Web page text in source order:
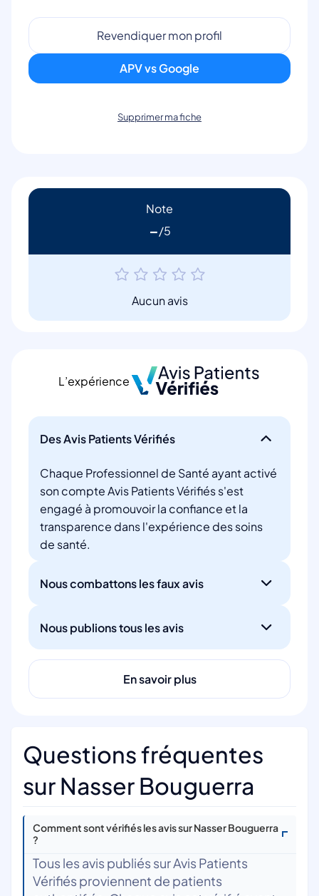
Revendiquer mon profil
APV vs Google
Supprimer ma fiche
Note
-
Aucun avis
L’expérience
Des Avis Patients Vérifiés
Chaque Professionnel de Santé ayant activé
son compte Avis Patients Vérifiés s'est
engagé à promouvoir la confiance et la
transparence dans l'expérience des soins
de santé.
Nous combattons les faux avis
Nous publions tous les avis
En savoir plus
Questions fréquentes
sur Nasser Bouguerra
Comment sont vérifiés les avis sur Nasser Bouguerra
?
Tous les avis publiés sur Avis Patients
Vérifiés proviennent de patients